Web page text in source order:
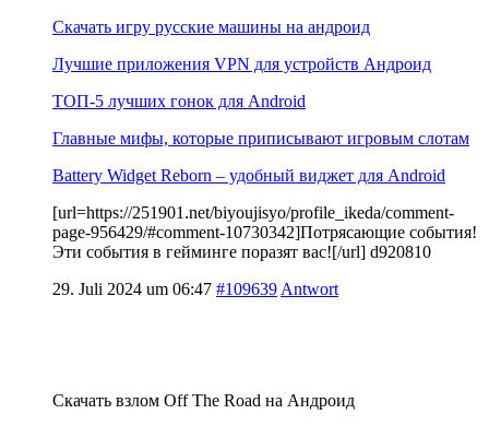
Скачать игру русские машины на андроид
Лучшие приложения VPN для устройств Андроид
ТОП-5 лучших гонок для Android
Главные мифы, которые приписывают игровым слотам
Battery Widget Reborn – удобный виджет для Android
[url=https://251901.net/biyoujisyo/profile_ikeda/comment-
page-956429/#comment-10730342]Потрясающие события!
Эти события в гейминге поразят вас![/url] d920810
29. Juli 2024 um 06:47 #109639 Antwort
Скачать взлом Off The Road на Андроид